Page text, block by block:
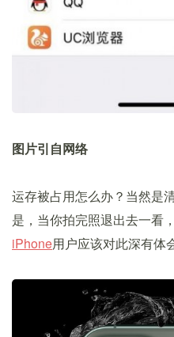
图片引自网络
运存被占用怎么办？当然是
是，当你拍完照退出去一看
iPhone用户应该对此深有体